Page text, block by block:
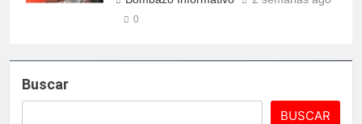
0
Buscar
BUSCAR